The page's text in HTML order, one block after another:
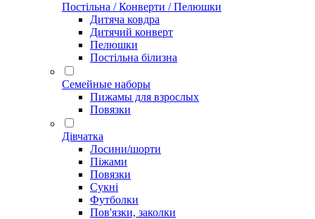
Постільна / Конверти / Пелюшки
Дитяча ковдра
Дитячий конверт
Пелюшки
Постільна білизна
Семейные наборы
Пижамы для взрослых
Повязки
Дівчатка
Лосини/шорти
Піжами
Повязки
Сукні
Футболки
Пов'язки, заколки